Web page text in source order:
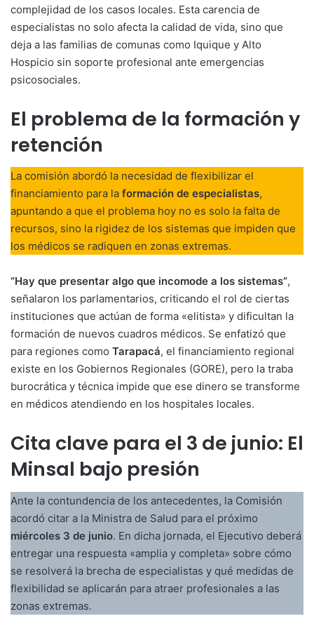
complejidad de los casos locales. Esta carencia de
especialistas no solo afecta la calidad de vida, sino que
deja a las familias de comunas como Iquique y Alto
Hospicio sin soporte profesional ante emergencias
psicosociales.
El problema de la formación y
retención
La comisión abordó la necesidad de flexibilizar el
financiamiento para la formación de especialistas,
apuntando a que el problema hoy no es solo la falta de
recursos, sino la rigidez de los sistemas que impiden que
los médicos se radiquen en zonas extremas.
“Hay que presentar algo que incomode a los sistemas”,
señalaron los parlamentarios, criticando el rol de ciertas
instituciones que actúan de forma «elitista» y dificultan la
formación de nuevos cuadros médicos. Se enfatizó que
para regiones como Tarapacá, el financiamiento regional
existe en los Gobiernos Regionales (GORE), pero la traba
burocrática y técnica impide que ese dinero se transforme
en médicos atendiendo en los hospitales locales.
Cita clave para el 3 de junio: El
Minsal bajo presión
Ante la contundencia de los antecedentes, la Comisión
acordó citar a la Ministra de Salud para el próximo
miércoles 3 de junio. En dicha jornada, el Ejecutivo deberá
entregar una respuesta «amplia y completa» sobre cómo
se resolverá la brecha de especialistas y qué medidas de
flexibilidad se aplicarán para atraer profesionales a las
zonas extremas.